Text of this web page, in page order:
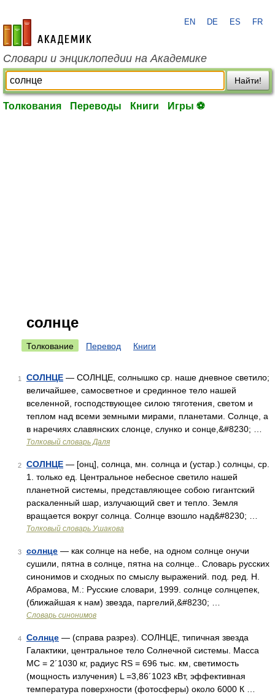
academic.ru
EN DE ES FR
Словари и энциклопедии на Академике
Найти!
Толкования Переводы Книги Игры ⚽
солнце
Толкование Перевод Книги
1 СОЛНЦЕ — СОЛНЦЕ, солнышко ср. наше дневное светило;
величайшее, самосветное и срединное тело нашей
вселенной, господствующее силою тяготения, светом и
теплом над всеми земными мирами, планетами. Солнце, а
в наречиях славянских слонце, слунко и сонце,&#8230; …
Толковый словарь Даля
2 СОЛНЦЕ — [онц], солнца, мн. солнца и (устар.) солнцы, ср.
1. только ед. Центральное небесное светило нашей
планетной системы, представляющее собою гигантский
раскаленный шар, излучающий свет и тепло. Земля
вращается вокруг солнца. Солнце взошло над&#8230; …
Толковый словарь Ушакова
3 солнце — как солнце на небе, на одном солнце онучи
сушили, пятна в солнце, пятна на солнце.. Словарь русских
синонимов и сходных по смыслу выражений. под. ред. Н.
Абрамова, М.: Русские словари, 1999. солнце солнцепек,
(ближайшая к нам) звезда, паргелий,&#8230; …
Словарь синонимов
4 Солнце — (справа разрез). СОЛНЦЕ, типичная звезда
Галактики, центральное тело Солнечной системы. Масса
MС = 2´1030 кг, радиус RS = 696 тыс. км, светимость
(мощность излучения) L =3,86´1023 кВт, эффективная
температура поверхности (фотосферы) около 6000 К …